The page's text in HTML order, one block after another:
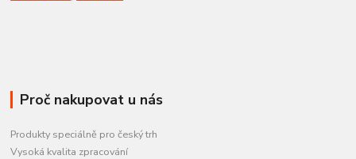
Proč nakupovat u nás
Produkty speciálně pro český trh
Vysoká kvalita zpracování